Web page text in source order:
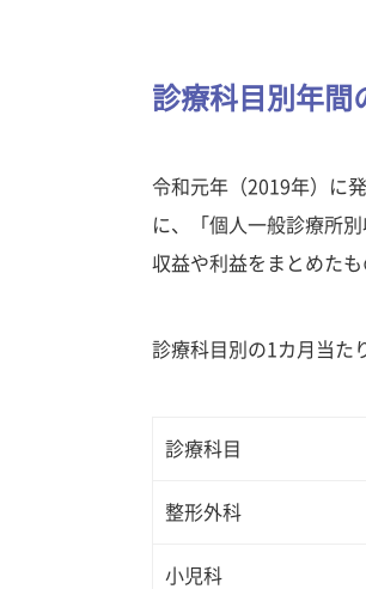
診療科目別年間
令和元年（2019年）に
に、「個人一般診療所
収益や利益をまとめたも
診療科目別の1カ月当た
診療科目
整形外科
小児科